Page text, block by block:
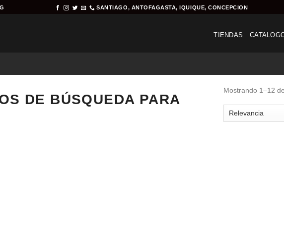
SANTIAGO, ANTOFAGASTA, IQUIQUE, CONCEPCION
TIENDAS
DE BÚSQUEDA PARA
Mostrando 1–12